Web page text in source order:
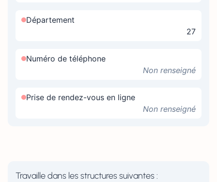
Département
27
Numéro de téléphone
Non renseigné
Prise de rendez-vous en ligne
Non renseigné
Travaille dans les structures suivantes :